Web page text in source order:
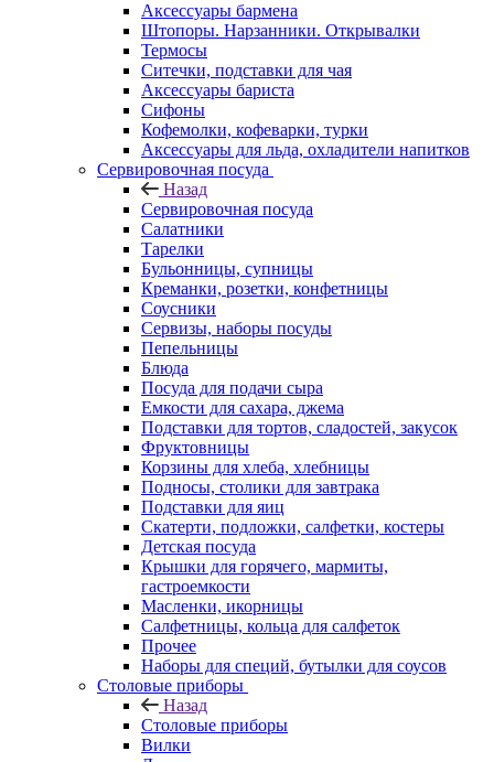
Аксессуары бармена
Штопоры. Нарзанники. Открывалки
Термосы
Ситечки, подставки для чая
Аксессуары бариста
Сифоны
Кофемолки, кофеварки, турки
Аксессуары для льда, охладители напитков
Сервировочная посуда
Назад
Сервировочная посуда
Салатники
Тарелки
Бульонницы, супницы
Креманки, розетки, конфетницы
Соусники
Сервизы, наборы посуды
Пепельницы
Блюда
Посуда для подачи сыра
Емкости для сахара, джема
Подставки для тортов, сладостей, закусок
Фруктовницы
Корзины для хлеба, хлебницы
Подносы, столики для завтрака
Подставки для яиц
Скатерти, подложки, салфетки, костеры
Детская посуда
Крышки для горячего, мармиты,
гастроемкости
Масленки, икорницы
Салфетницы, кольца для салфеток
Прочее
Наборы для специй, бутылки для соусов
Столовые приборы
Назад
Столовые приборы
Вилки